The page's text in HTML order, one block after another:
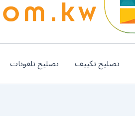
تصليح تكييف تصليح تلفونات